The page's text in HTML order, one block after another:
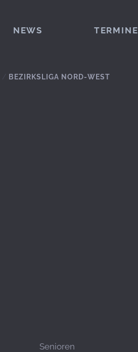
NEWS TERMINE
BEZIRKSLIGA NORD-WEST
Senioren